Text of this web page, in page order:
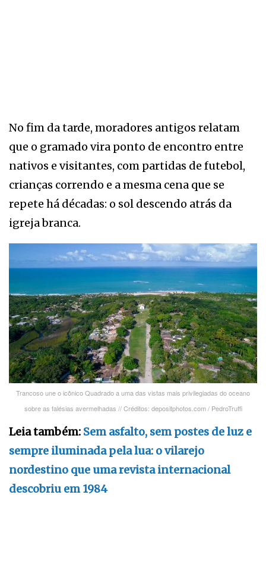
No fim da tarde, moradores antigos relatam
que o gramado vira ponto de encontro entre
nativos e visitantes, com partidas de futebol,
crianças correndo e a mesma cena que se
repete há décadas: o sol descendo atrás da
igreja branca.
Trancoso une o icônico Quadrado a uma das vistas mais privilegiadas do oceano
sobre as falésias avermelhadas // Créditos: depositphotos.com / PedroTruffi
Leia também: Sem asfalto, sem postes de luz e
sempre iluminada pela lua: o vilarejo
nordestino que uma revista internacional
descobriu em 1984